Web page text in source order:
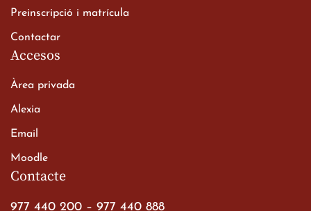
a les ciutats imperials
Contacte
977 440 200 – 977 440 888
Preinscripció i matrícula
Contactar
Accesos
Àrea privada
Alexia
Email
Moodle